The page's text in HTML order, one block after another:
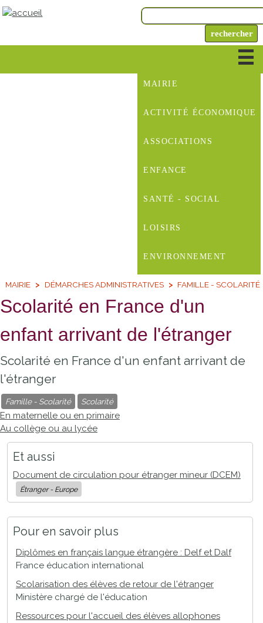
MAIRIE
ACTIVITÉ ÉCONOMIQUE
ASSOCIATIONS
ENFANCE
SANTÉ - SOCIAL
LOISIRS
ENVIRONNEMENT
MAIRIE DÉMARCHES ADMINISTRATIVES FAMILLE - SCOLARITÉ
Scolarité en France d'un
enfant arrivant de l'étranger
Scolarité en France d'un enfant arrivant de
l'étranger
Famille - Scolarité Scolarité
En maternelle ou en primaire
Au collège ou au lycée
Et aussi
Document de circulation pour étranger mineur (DCEM)
Étranger - Europe
Pour en savoir plus
Diplômes en français langue étrangère : Delf et Dalf
France éducation international
Scolarisation des élèves de retour de l'étranger
Ministère chargé de l'éducation
Ressources pour l'accueil des élèves allophones